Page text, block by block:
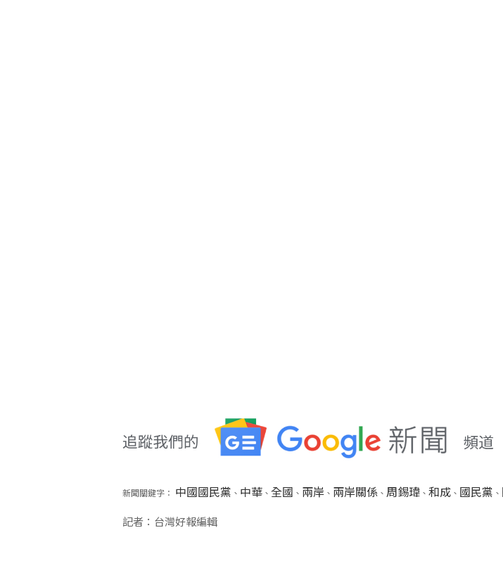
新聞關鍵字： 中國國民黨 、 中華、 全國 、 兩岸、 兩岸關係、 周錫瑋、 和成、 國民黨 、
記者：台灣好報編輯